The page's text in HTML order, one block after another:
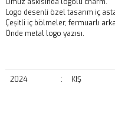
Logo desenli özel tasarım iç
Çeşitli iç bölmeler, fermuarlı
Önde metal logo yazısı.
2024 : KIŞ